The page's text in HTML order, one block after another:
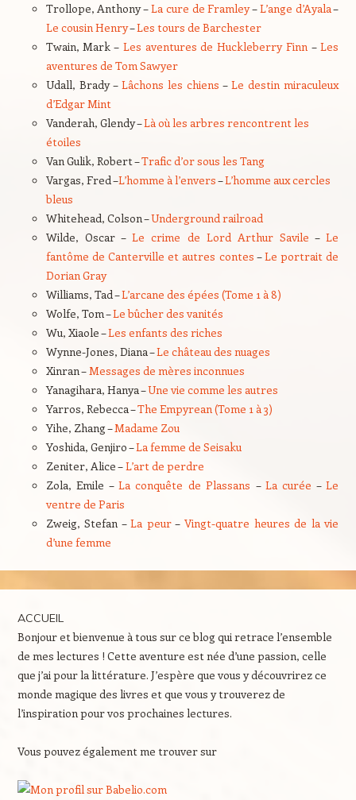
Trollope, Anthony –La cure de Framley–L’ange d’Ayala–
Le cousin Henry–Les tours de Barchester
Twain, Mark – Les aventures de Huckleberry Finn–Les
aventures de Tom Sawyer
Udall, Brady –Lâchons les chiens –Le destin miraculeux
d’Edgar Mint
Vanderah, Glendy –Là où les arbres rencontrent les
étoiles
Van Gulik, Robert –Trafic d’or sous les Tang
Vargas, Fred –L’homme à l’envers–L’homme aux cercles
bleus
Whitehead, Colson –Underground railroad
Wilde, Oscar –Le crime de Lord Arthur Savile –Le
fantôme de Canterville et autres contes –Le portrait de
Dorian Gray
Williams, Tad –L’arcane des épées (Tome 1 à 8)
Wolfe, Tom –Le bûcher des vanités
Wu, Xiaole –Les enfants des riches
Wynne-Jones, Diana –Le château des nuages
Xinran –Messages de mères inconnues
Yanagihara, Hanya –Une vie comme les autres
Yarros, Rebecca –The Empyrean (Tome 1 à 3)
Yihe, Zhang –Madame Zou
Yoshida, Genjiro –La femme de Seisaku
Zeniter, Alice –L’art de perdre
Zola, Emile – La conquête de Plassans –La curée –Le
ventre de Paris
Zweig, Stefan –La peur–Vingt-quatre heures de la vie
d’une femme
ACCUEIL
Bonjour et bienvenue à tous sur ce blog qui retrace l’ensemble
de mes lectures ! Cette aventure est née d’une passion, celle
que j’ai pour la littérature. J’espère que vous y découvrirez ce
monde magique des livres et que vous y trouverez de
l’inspiration pour vos prochaines lectures.
Vous pouvez également me trouver sur